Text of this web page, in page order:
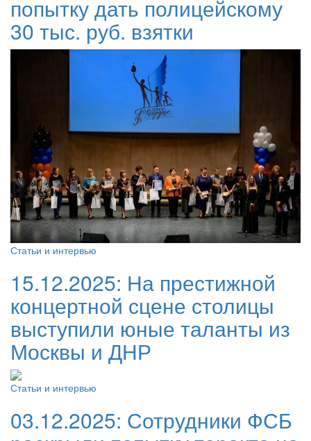
попытку дать полицейскому
30 тыс. руб. взятки
Статьи и интервью
15.12.2025: На престижной
концертной сцене столицы
выступили юные таланты из
Москвы и ДНР
Статьи и интервью
03.12.2025: Сотрудники ФСБ